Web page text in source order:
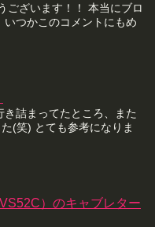
ございます！！ 本当にブロ
つかこのコメントにもめ
詰まってたところ、また
(笑) とても参考になりま
）のキャブレター